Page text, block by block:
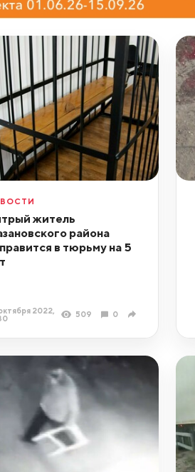
житель
района
в тюрьму на 5
2022,
509 0